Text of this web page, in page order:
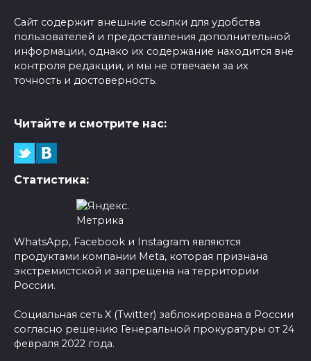
Сайт содержит внешние ссылки для удобства
пользователей и предоставления дополнительной
информации, однако их содержание находится вне
контроля редакции, и мы не отвечаем за их
точность и достоверность.
Читайте и смотрите нас:
Статистика:
WhatsApp, Facebook и Instagram являются
продуктами компании Meta, которая признана
экстремистской и запрещена на территории
России.
Социальная сеть X (Twitter) заблокирована в России
согласно решению Генеральной прокуратуры от 24
февраля 2022 года.